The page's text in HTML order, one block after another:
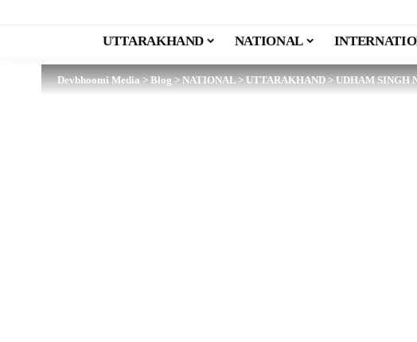
UTTARAKHAND NATIONAL
Devbhoomi Media>Blog>NATIONAL>UTTARAKHAND>UDHAM SINGH